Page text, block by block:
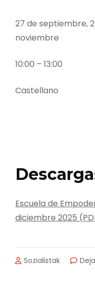
27 de septiembre,
noviembre
10:00 – 13:00
Castellano
Escuela de
diciembre 2025
Sozialistak